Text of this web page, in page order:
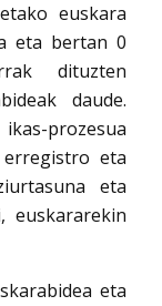
euskara
eta bertan 0
dituzten
daude.
prozesua
eta
eta
euskararekin
eta